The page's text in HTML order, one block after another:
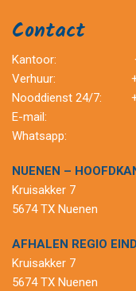
Contact
Kantoor:
Verhuur:
Nooddienst 24/7:
E-mail:
Whatsapp:
NUENEN –
Kruisakker 7
5674 TX Nuenen
AFHALEN REGIO
Kruisakker 7
5674 TX Nuenen